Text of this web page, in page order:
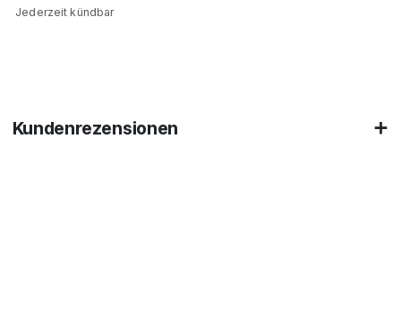
Jederzeit kündbar
Kundenrezensionen